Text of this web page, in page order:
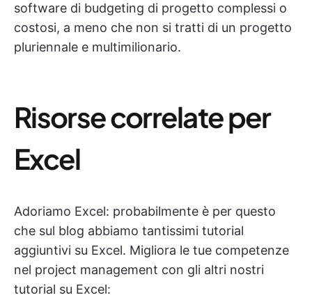
software di budgeting di progetto complessi o
costosi, a meno che non si tratti di un progetto
pluriennale e multimilionario.
Risorse correlate per
Excel
Adoriamo Excel: probabilmente è per questo
che sul blog abbiamo tantissimi tutorial
aggiuntivi su Excel. Migliora le tue competenze
nel project management con gli altri nostri
tutorial su Excel: